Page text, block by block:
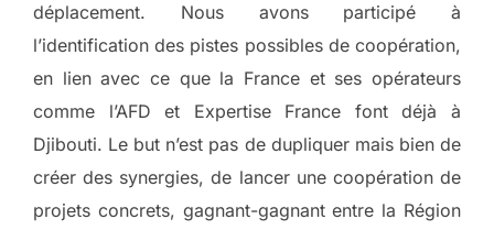
déplacement. Nous avons participé à
l’identification des pistes possibles de coopération,
en lien avec ce que la France et ses opérateurs
comme l’AFD et Expertise France font déjà à
Djibouti. Le but n’est pas de dupliquer mais bien de
créer des synergies, de lancer une coopération de
projets concrets, gagnant-gagnant entre la Région